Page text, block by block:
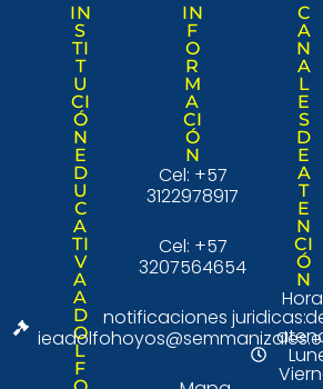
IN
S
TI
T
U
CI
Ó
N
E
D
U
C
A
TI
V
A
A
D
O
L
F
IN
F
O
R
M
A
CI
Ó
N
Cel: +57
3122978917
Cel: +57
3207564654
notificaciones juridicas:
C
A
N
A
L
E
S
D
E
A
T
E
N
CI
Ó
N